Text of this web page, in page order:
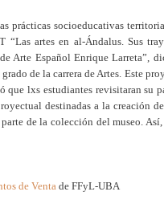
prácticas socioeducativas
“Las artes en al-Ándalus. Sus
Arte Español Enrique Larreta”,
de la carrera de Artes. Este
lxs estudiantes revisitaran su
destinadas a la creación
de la colección del museo.
de Ventade FFyL-UBA